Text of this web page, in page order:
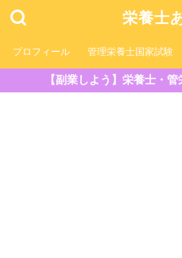
栄養士
プロフィール 管理栄養士国家試験
【副業しよう】栄養士・